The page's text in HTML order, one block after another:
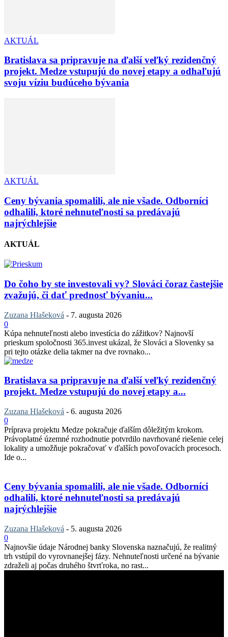
AKTUÁL
Bratislava sa pripravuje na ďalší veľký rezidenčný
projekt. Medze vstupujú do novej etapy a odhaľujú
svoju víziu budúceho bývania
AKTUÁL
Ceny bývania spomalili, ale nie všade. Odborníci
odhalili, ktoré nehnuteľnosti sa predávajú
najrýchlejšie
AKTUÁL
Do čoho by ste investovali vy? Slováci čoraz častejšie
zvažujú, či dať prednosť bývaniu...
Zuzana Hlašeková - 7. augusta 2026
0
Kúpa nehnuteľnosti alebo investícia do zážitkov? Najnovší
prieskum spoločnosti 365.invest ukázal, že Slováci a Slovenky sa
pri tejto otázke delia takmer na dve rovnako...
Bratislava sa pripravuje na ďalší veľký rezidenčný
projekt. Medze vstupujú do novej etapy a...
Zuzana Hlašeková - 6. augusta 2026
0
Príprava projektu Medze pokračuje ďalším dôležitým krokom.
Právoplatné územné rozhodnutie potvrdilo navrhované riešenie celej
lokality a umožňuje pokračovať v ďalších povoľovacích procesoch.
Ide o...
Ceny bývania spomalili, ale nie všade. Odborníci
odhalili, ktoré nehnuteľnosti sa predávajú
najrýchlejšie
Zuzana Hlašeková - 5. augusta 2026
0
Najnovšie údaje Národnej banky Slovenska naznačujú, že realitný
trh vstúpil do vyrovnanejšej fázy. Nehnuteľnosti určené na bývanie
zdraželi aj počas druhého štvrťroka, no rast...